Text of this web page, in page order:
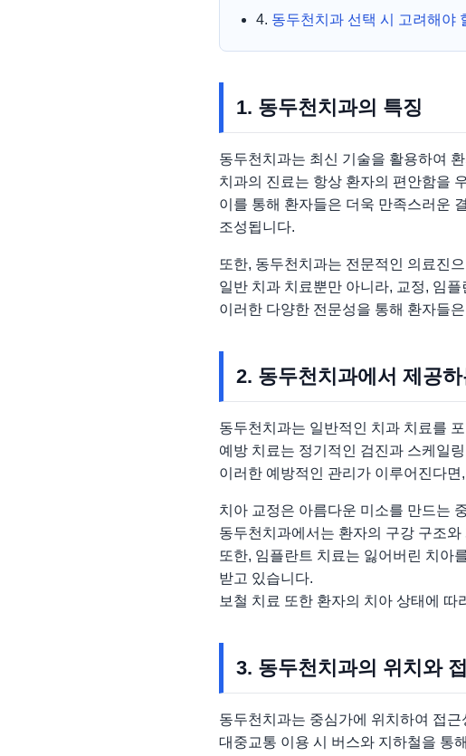
4. 동두천치과 선택 시 고려해야
1. 동두천치과의 특징
동두천치과는 최신 기술을 활용하여
치과의 진료는 항상 환자의 편안함을
이를 통해 환자들은 더욱 만족스러운
조성됩니다.
또한, 동두천치과는 전문적인 의료진
일반 치과 치료뿐만 아니라, 교정, 임
이러한 다양한 전문성을 통해 환자들
2. 동두천치과에서 제공
동두천치과는 일반적인 치과 치료를
예방 치료는 정기적인 검진과 스케일
이러한 예방적인 관리가 이루어진다
치아 교정은 아름다운 미소를 만드는
동두천치과에서는 환자의 구강 구조
또한, 임플란트 치료는 잃어버린 치아
받고 있습니다.
보철 치료 또한 환자의 치아 상태에
3. 동두천치과의 위치와
동두천치과는 중심가에 위치하여 접근
대중교통 이용 시 버스와 지하철을 통